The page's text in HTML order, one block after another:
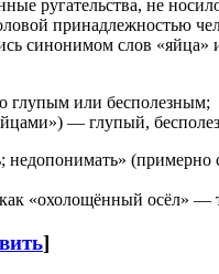
ругательства, не
принадлежностью
синонимом слов
глупым или бесполезным;
— глупый,
недопонимать»
«охолощённый осёл»
]